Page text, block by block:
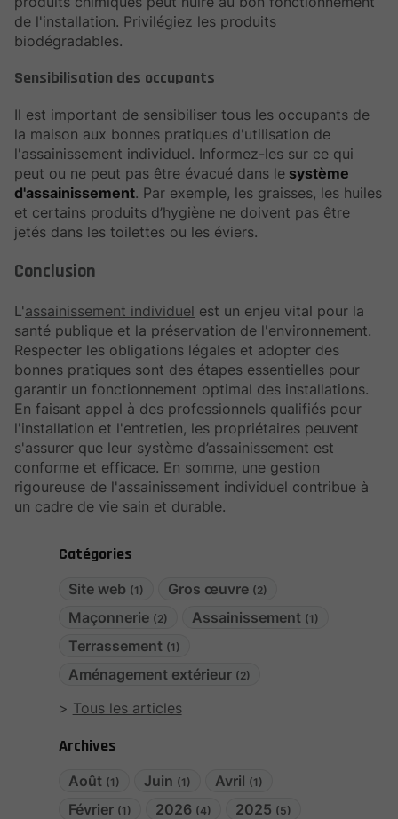
Catégories
Site web (1) Gros œuvre (2)
Maçonnerie (2) Assainissement (1)
Terrassement (1)
Aménagement extérieur (2)
Tous les articles
Archives
Août (1) Juin (1) Avril (1)
Février (1) 2026 (4) 2025 (5)
de l'installation. Privilégiez les produits
biodégradables.
Sensibilisation des occupants
Il est important de sensibiliser tous les occupants de
la maison aux bonnes pratiques d'utilisation de
l'assainissement individuel. Informez-les sur ce qui
peut ou ne peut pas être évacué dans le système
d'assainissement. Par exemple, les graisses, les huiles
et certains produits d’hygiène ne doivent pas être
jetés dans les toilettes ou les éviers.
Conclusion
L'assainissement individuel est un enjeu vital pour la
santé publique et la préservation de l'environnement.
Respecter les obligations légales et adopter des
bonnes pratiques sont des étapes essentielles pour
garantir un fonctionnement optimal des installations.
En faisant appel à des professionnels qualifiés pour
l'installation et l'entretien, les propriétaires peuvent
s'assurer que leur système d’assainissement est
conforme et efficace. En somme, une gestion
rigoureuse de l'assainissement individuel contribue à
un cadre de vie sain et durable.